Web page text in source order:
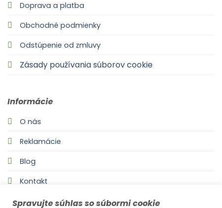
Doprava a platba
Obchodné podmienky
Odstúpenie od zmluvy
Zásady používania súborov cookie
Informácie
O nás
Reklamácie
Blog
Kontakt
Spravujte súhlas so súbormi cookie